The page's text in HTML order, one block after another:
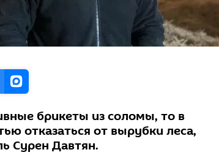
брикеты из соломы, то в
отказаться от вырубки леса,
Сурен Давтян.